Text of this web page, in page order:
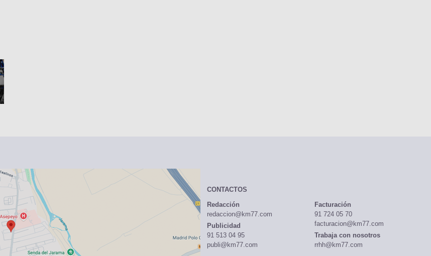
CONTACTOS
Redacción
redaccion@km77.com
Publicidad
91 513 04 95
publi@km77.com
Facturación
91 724 05 70
facturacion@km77.com
Trabaja con nosotros
rrhh@km77.com